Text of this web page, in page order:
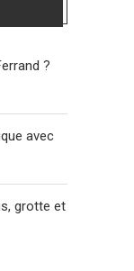
?
avec
grotte et